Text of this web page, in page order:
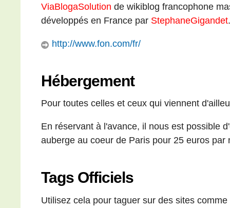
ViaBlogaSolution de wikiblog francophone
développés en France par StephaneGigandet.
http://www.fon.com/fr/
Hébergement
Pour toutes celles et ceux qui viennent
En réservant à l'avance, il nous est possible
auberge au coeur de Paris pour 25 euros par
Tags Officiels
Utilisez cela pour taguer sur des sites